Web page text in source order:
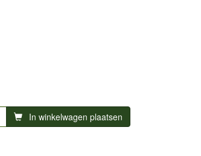
In winkelwagen plaatsen